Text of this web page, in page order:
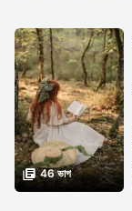
 46 ভাগ